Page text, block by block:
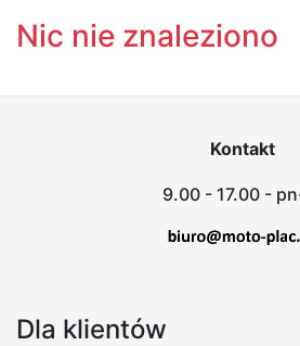
Nic nie znaleziono
Kontakt
9.00 - 17.00 -
Dla klientów